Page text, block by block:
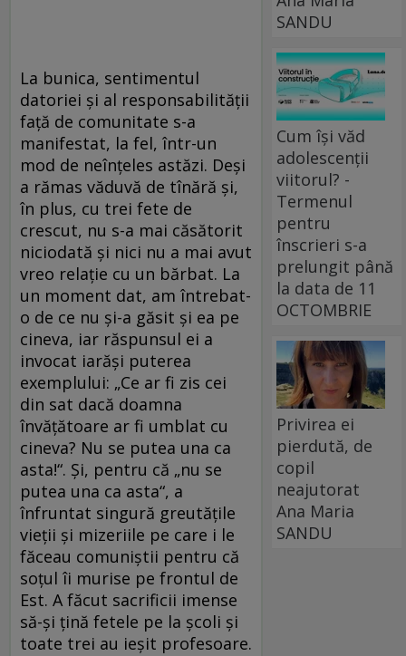
La bunica, sentimentul
datoriei şi al responsabilităţii
faţă de comunitate s-a
manifestat, la fel, într-un
mod de neînţeles astăzi. Deşi
a rămas văduvă de tînără şi,
în plus, cu trei fete de
crescut, nu s-a mai căsătorit
niciodată şi nici nu a mai avut
vreo relaţie cu un bărbat. La
un moment dat, am întrebat-
o de ce nu şi-a găsit şi ea pe
cineva, iar răspunsul ei a
invocat iarăşi puterea
exemplului: „Ce ar fi zis cei
din sat dacă doamna
învăţătoare ar fi umblat cu
cineva? Nu se putea una ca
asta!“. Şi, pentru că „nu se
putea una ca asta“, a
înfruntat singură greutăţile
vieţii şi mizeriile pe care i le
făceau comuniştii pentru că
soţul îi murise pe frontul de
Est. A făcut sacrificii imense
să-şi ţină fetele pe la şcoli şi
toate trei au ieşit profesoare.
SANDU
Cum își văd
adolescenții
viitorul? -
Termenul
pentru
înscrieri s-a
prelungit până
la data de 11
OCTOMBRIE
Privirea ei
pierdută, de
copil
neajutorat
Ana Maria
SANDU